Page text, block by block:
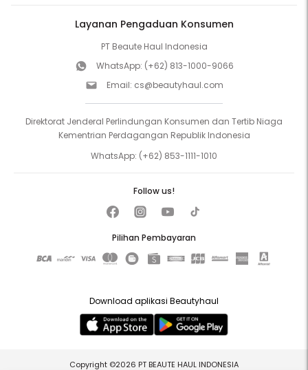
Layanan Pengaduan Konsumen
PT Beaute Haul Indonesia
WhatsApp: (+62) 813-1000-9066
Email: cs@beautyhaul.com
Direktorat Jenderal Perlindungan Konsumen dan Tertib Niaga
Kementrian Perdagangan Republik Indonesia
WhatsApp: (+62) 853-1111-1010
Pilihan Pembayaran
Follow us!
Download aplikasi Beautyhaul
Copyright ©2026 PT BEAUTE HAUL INDONESIA